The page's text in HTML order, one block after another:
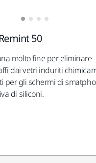
50
molto fine per eliminare
dai vetri induriti
per gli schermi di
di siliconi.